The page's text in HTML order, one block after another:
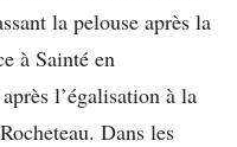
la pelouse après la
à Sainté en
l’égalisation à la
Dans les